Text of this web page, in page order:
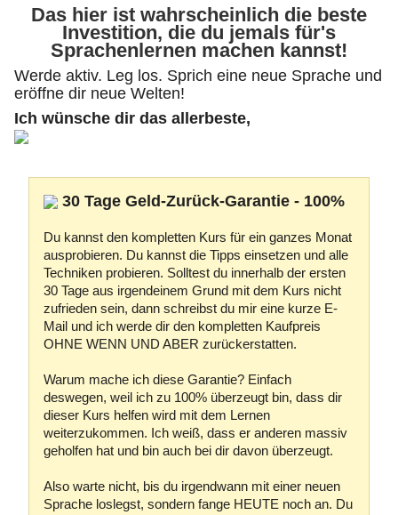
Das hier ist wahrscheinlich die beste
Investition, die du jemals für's
Sprachenlernen machen kannst!
Werde aktiv. Leg los. Sprich eine neue Sprache und
eröffne dir neue Welten!
Ich wünsche dir das allerbeste,
30 Tage Geld-Zurück-Garantie - 100%
Du kannst den kompletten Kurs für ein ganzes Monat
ausprobieren. Du kannst die Tipps einsetzen und alle
Techniken probieren. Solltest du innerhalb der ersten
30 Tage aus irgendeinem Grund mit dem Kurs nicht
zufrieden sein, dann schreibst du mir eine kurze E-
Mail und ich werde dir den kompletten Kaufpreis
OHNE WENN UND ABER zurückerstatten.
Warum mache ich diese Garantie? Einfach
deswegen, weil ich zu 100% überzeugt bin, dass dir
dieser Kurs helfen wird mit dem Lernen
weiterzukommen. Ich weiß, dass er anderen massiv
geholfen hat und bin auch bei dir davon überzeugt.
Also warte nicht, bis du irgendwann mit einer neuen
Sprache loslegst, sondern fange HEUTE noch an. Du